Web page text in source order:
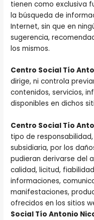
tienen como exclusiva
la búsqueda de
Internet, sin que en
sugerencia,
los mismos.
Centro Social Tío
dirige, ni controla
contenidos, servicios,
disponibles en dichos
Centro Social Tío
tipo de
subsidiaria, por los
pudieran derivarse del
calidad, licitud,
informaciones,
manifestaciones,
ofrecidos en los sitios
Social Tío Antonio